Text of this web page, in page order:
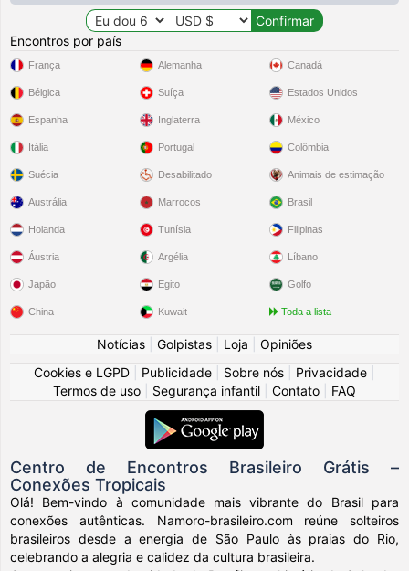
Encontros por país
França
Bélgica
Espanha
Itália
Suécia
Alemanha
Suíça
Inglaterra
Portugal
Desabilitado
Canadá
Estados Unidos
México
Colômbia
Animais de estimação
Austrália
Holanda
Áustria
Japão
China
Marrocos
Tunísia
Argélia
Egito
Kuwait
Brasil
Filipinas
Líbano
Golfo
Toda a lista
Notícias Golpistas Loja
Opiniões
Cookies e LGPD
Publicidade Sobre nós Privacidade
Termos de uso
Segurança infantil Contato FAQ
Centro de Encontros Brasileiro Grátis –
Conexões Tropicais
Olá! Bem-vindo à comunidade mais vibrante do Brasil para
conexões autênticas. Namoro-brasileiro.com reúne solteiros
brasileiros desde a energia de São Paulo às praias do Rio,
celebrando a alegria e calidez da cultura brasileira.